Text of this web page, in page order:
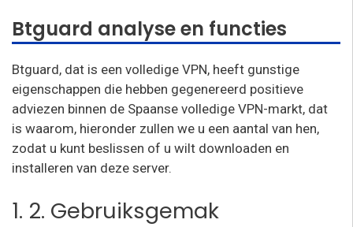
Btguard analyse en functies
Btguard, dat is een volledige VPN, heeft gunstige
eigenschappen die hebben gegenereerd positieve
adviezen binnen de Spaanse volledige VPN-markt, dat
is waarom, hieronder zullen we u een aantal van hen,
zodat u kunt beslissen of u wilt downloaden en
installeren van deze server.
1. 2. Gebruiksgemak